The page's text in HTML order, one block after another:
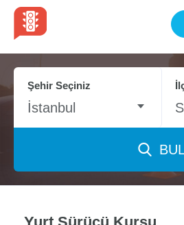
Şehir Seçiniz
İstanbul